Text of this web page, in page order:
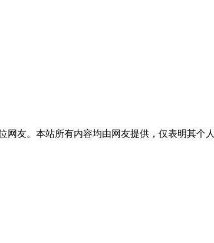
网友。本站所有内容均由网友提供，仅表明其